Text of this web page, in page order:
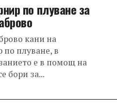
по плуване за
кани на
по плуване, в
е в помощ на
бори за...